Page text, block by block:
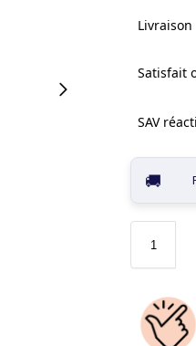
Satisfait
SAV